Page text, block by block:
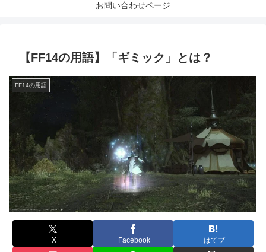
お問い合わせページ
【FF14の用語】「ギミック」とは？
FF14の用語
X Facebook はてブ